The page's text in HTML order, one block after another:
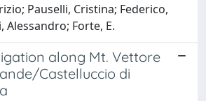
Pauselli, Cristina; Federico,
Alessandro; Forte, E.
along Mt. Vettore
Castelluccio di